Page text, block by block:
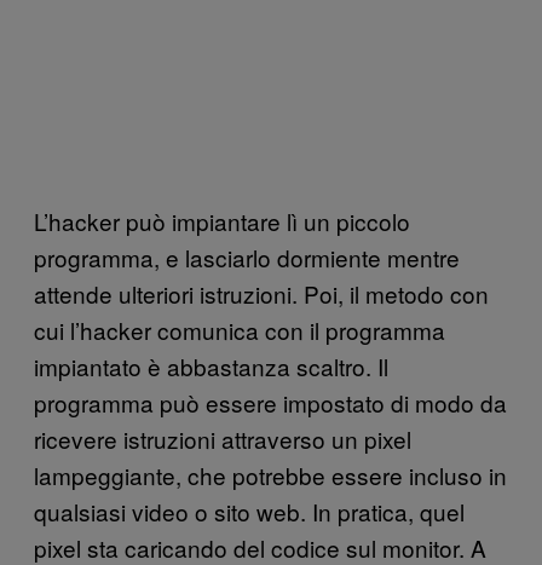
L’hacker può impiantare lì un piccolo
programma, e lasciarlo dormiente mentre
attende ulteriori istruzioni. Poi, il metodo con
cui l’hacker comunica con il programma
impiantato è abbastanza scaltro. Il
programma può essere impostato di modo da
ricevere istruzioni attraverso un pixel
lampeggiante, che potrebbe essere incluso in
qualsiasi video o sito web. In pratica, quel
pixel sta caricando del codice sul monitor. A